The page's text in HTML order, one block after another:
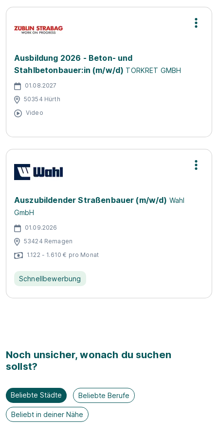
Ausbildung 2026 - Beton- und
Stahlbetonbauer:in (m/w/d) TORKRET GMBH
01.08.2027
50354 Hürth
Video
Auszubildender Straßenbauer (m/w/d) Wahl
GmbH
01.09.2026
53424 Remagen
1.122 - 1.610 € pro Monat
Schnellbewerbung
Noch unsicher, wonach du suchen
sollst?
Beliebte Städte Beliebte Berufe
Beliebt in deiner Nähe